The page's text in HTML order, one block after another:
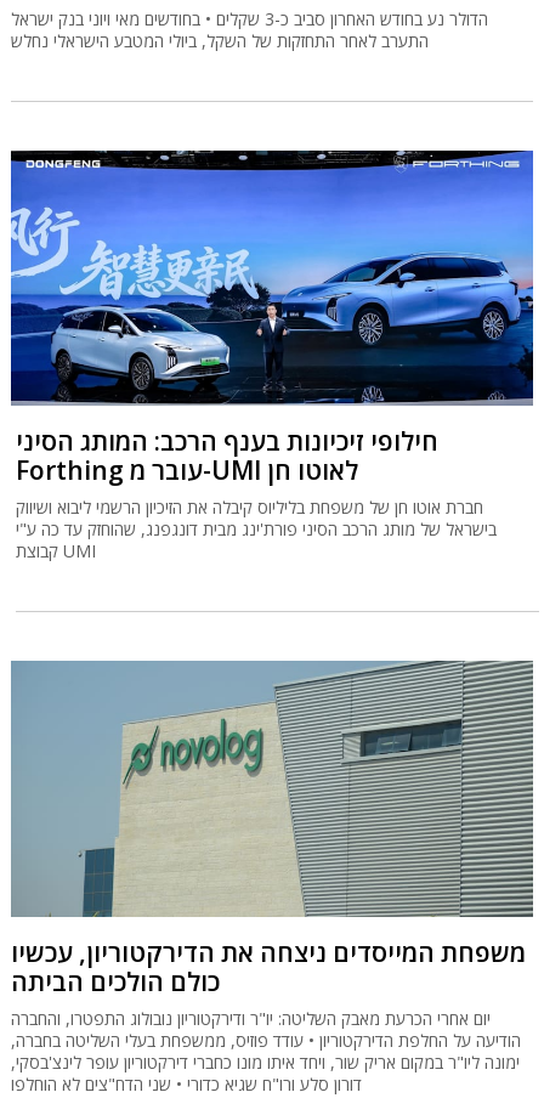
הדולר נע בחודש האחרון סביב כ-3 שקלים • בחודשים מאי ויוני בנק ישראל
התערב לאחר התחזקות של השקל, ביולי המטבע הישראלי נחלש
חילופי זיכיונות בענף הרכב: המותג הסיני
Forthing עובר מ-UMI לאוטו חן
חברת אוטו חן של משפחת בליליוס קיבלה את הזיכיון הרשמי ליבוא ושיווק
בישראל של מותג הרכב הסיני פורת'ינג מבית דונגפנג, שהוחזק עד כה ע"י
קבוצת UMI
משפחת המייסדים ניצחה את הדירקטוריון, עכשיו
כולם הולכים הביתה
יום אחרי הכרעת מאבק השליטה: יו"ר ודירקטוריון נובולוג התפטרו, והחברה
הודיעה על החלפת הדירקטוריון • עודד פוזיס, ממשפחת בעלי השליטה בחברה,
ימונה ליו"ר במקום אריק שור, ויחד איתו מונו כחברי דירקטוריון עופר לינצ'בסקי,
דורון סלע ורו"ח שגיא כדורי • שני הדח"צים לא הוחלפו